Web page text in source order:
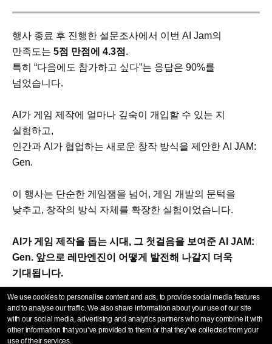
We use cookies to personalise content and ads, to provide social media features
and to analyse our traffic. We also share information about your use of our site
with our social media, advertising and analytics partners who may combine it with
other information that you’ve provided to them or that they’ve collected from your
use of their services.
행사 종료 후 진행한 설문조사에서 이번 AI Jam의
만족도는 5점 만점에 4.3점 .
특히 “다음에도 참가하고 싶다”는 응답은 90%를
넘었습니다.
AI가 게임 제작에 얼마나 깊숙이 개입할 수 있는 지
실험하고,
인간과 AI가 협업하는 새로운 창작 방식을 제안한 AI JAM:
Gen.
이 행사는 단순한 게임잼을 넘어, 게임 개발의 문턱을
낮추고, 창작의 방식 자체를 확장한 실험이었습니다.
AI가 게임 제작을 돕는 시대, 그 첫걸음을 보여준 AI JAM:
Gen. 앞으로 레만엔진이 어떻게 발전해 나갈지 더욱
기대됩니다.